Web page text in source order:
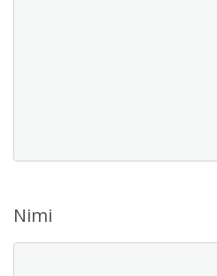
Nimi